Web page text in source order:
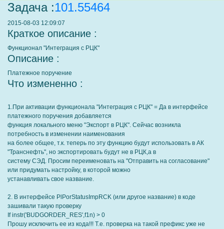
Задача :101.55464
2015-08-03 12:09:07
Краткое описание :
Функционал "Интеграция с РЦК"
Описание :
Платежное поручение
Что измененно :
1.При активации функционала "Интеграция с РЦК" = Да в интерфейсе
платежного поручения добавляется
функция локального меню "Экспорт в РЦК". Сейчас возникла
потребность в изменении наименования
на более общее, т.к. теперь по эту функцию будут использовать в АК
"Транснефть", но экспортировать будут не в РЦК,а в
систему СЭД. Просим переименовать на "Отправить на согласование"
или придумать настройку, в которой можно
устанавливать свое название.
2. В интерфейсе PlPorStatusImpRCK (или другое название) в коде
зашивали такую проверку
If instr('BUDGORDER_RES',f1n) > 0
Прошу исключить ее из кода!!! Т.е. проверка на такой префикс уже не